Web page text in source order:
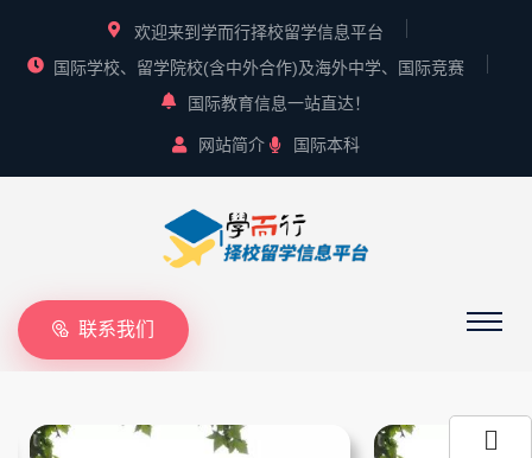
欢迎来到学而行择校留学信息平台
国际学校、留学院校(含中外合作)及海外中学、国际竞赛
国际教育信息一站直达！
网站简介 国际本科
联系我们